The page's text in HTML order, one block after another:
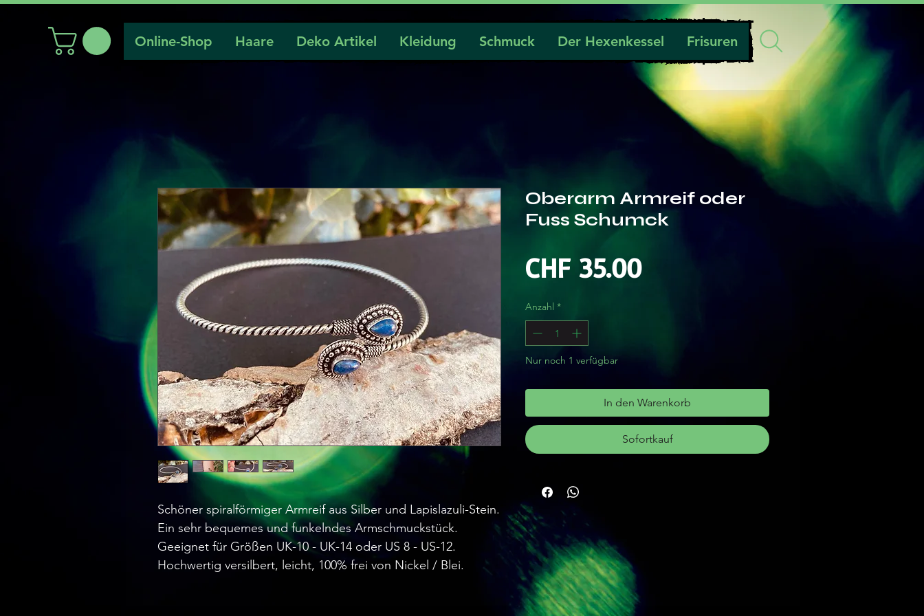
Online-Shop Haare Deko Artikel Kleidung Schmuck Der Hexenkessel Frisuren
Schöner spiralförmiger Armreif aus Silber und Lapislazuli-Stein.
Ein sehr bequemes und funkelndes Armschmuckstück.
Geeignet für Größen UK-10 - UK-14 oder US 8 - US-12.
Hochwertig versilbert, leicht, 100% frei von Nickel / Blei.
Oberarm Armreif oder
Fuss Schumck
CHF 35.00Preis
Anzahl *
Nur noch 1 verfügbar
In den Warenkorb
Sofortkauf